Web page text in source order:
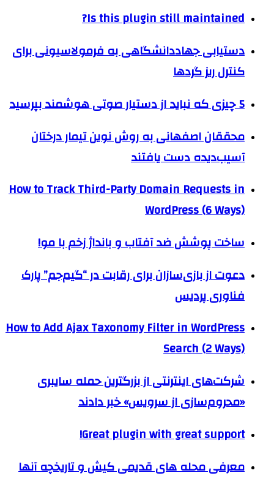
Is this plugin still maintained?
دستیابی جهاددانشگاهی به فرمولاسیونی برای
کنترل ریز گردها
5 چیزی که نباید از دستیار صوتی هوشمند بپرسید
محققان اصفهانی به روش‌ نوین تیمار درختان
آسیب‌دیده دست یافتند
How to Track Third-Party Domain Requests in
WordPress (6 Ways)
ساخت پوشش ضد آفتاب و بانداژ زخم با مو!
دعوت از بازی‌سازان برای رقابت در “گیم‌جم” پارک
فناوری پردیس
How to Add Ajax Taxonomy Filter in WordPress
Search (2 Ways)
شرکت‌های اینترنتی از بزرگترین حمله سایبری
«محروم‌سازی از سرویس» خبر دادند
Great plugin with great support!
معرفی محله های قدیمی کیش و تاریخچه آنها